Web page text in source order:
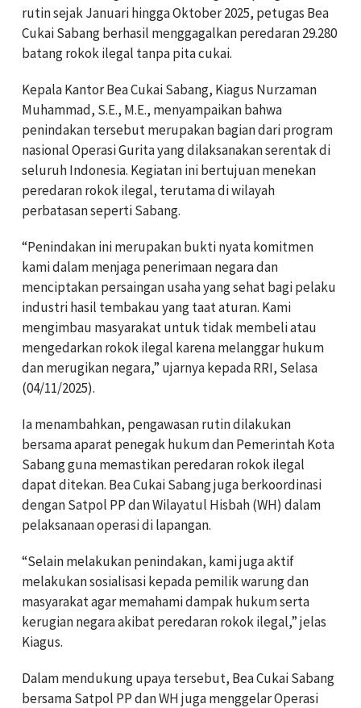
rutin sejak Januari hingga Oktober 2025, petugas Bea
Cukai Sabang berhasil menggagalkan peredaran 29.280
batang rokok ilegal tanpa pita cukai.
Kepala Kantor Bea Cukai Sabang, Kiagus Nurzaman
Muhammad, S.E., M.E., menyampaikan bahwa
penindakan tersebut merupakan bagian dari program
nasional Operasi Gurita yang dilaksanakan serentak di
seluruh Indonesia. Kegiatan ini bertujuan menekan
peredaran rokok ilegal, terutama di wilayah
perbatasan seperti Sabang.
“Penindakan ini merupakan bukti nyata komitmen
kami dalam menjaga penerimaan negara dan
menciptakan persaingan usaha yang sehat bagi pelaku
industri hasil tembakau yang taat aturan. Kami
mengimbau masyarakat untuk tidak membeli atau
mengedarkan rokok ilegal karena melanggar hukum
dan merugikan negara,” ujarnya kepada RRI, Selasa
(04/11/2025).
Ia menambahkan, pengawasan rutin dilakukan
bersama aparat penegak hukum dan Pemerintah Kota
Sabang guna memastikan peredaran rokok ilegal
dapat ditekan. Bea Cukai Sabang juga berkoordinasi
dengan Satpol PP dan Wilayatul Hisbah (WH) dalam
pelaksanaan operasi di lapangan.
“Selain melakukan penindakan, kami juga aktif
melakukan sosialisasi kepada pemilik warung dan
masyarakat agar memahami dampak hukum serta
kerugian negara akibat peredaran rokok ilegal,” jelas
Kiagus.
Dalam mendukung upaya tersebut, Bea Cukai Sabang
bersama Satpol PP dan WH juga menggelar Operasi